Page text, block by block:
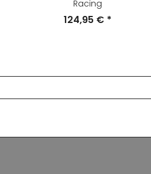
Racing
124,95 € *